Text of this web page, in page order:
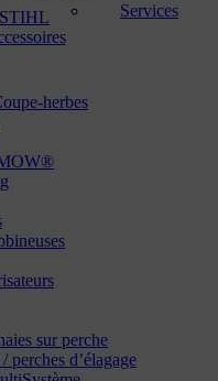
STIHL
Services
herbes
sur perche
perches d’élagage